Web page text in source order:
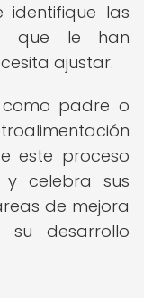
identifique las
que le han
ajustar.
padre o
este proceso
y celebra sus
de mejora
desarrollo